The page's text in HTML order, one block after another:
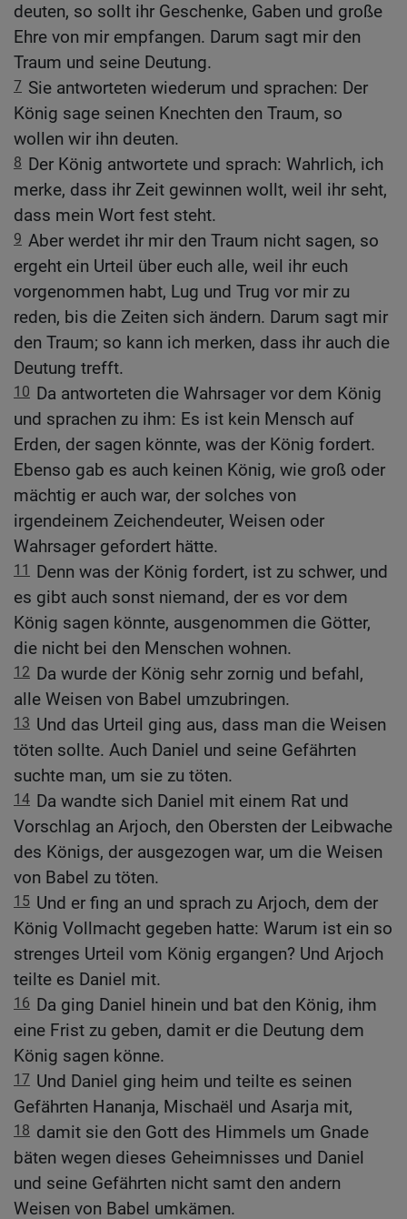
deuten, so sollt ihr Geschenke, Gaben und große
Ehre von mir empfangen. Darum sagt mir den
Traum und seine Deutung.
7 Sie antworteten wiederum und sprachen: Der
König sage seinen Knechten den Traum, so
wollen wir ihn deuten.
8 Der König antwortete und sprach: Wahrlich, ich
merke, dass ihr Zeit gewinnen wollt, weil ihr seht,
dass mein Wort fest steht.
9 Aber werdet ihr mir den Traum nicht sagen, so
ergeht ein Urteil über euch alle, weil ihr euch
vorgenommen habt, Lug und Trug vor mir zu
reden, bis die Zeiten sich ändern. Darum sagt mir
den Traum; so kann ich merken, dass ihr auch die
Deutung trefft.
10 Da antworteten die Wahrsager vor dem König
und sprachen zu ihm: Es ist kein Mensch auf
Erden, der sagen könnte, was der König fordert.
Ebenso gab es auch keinen König, wie groß oder
mächtig er auch war, der solches von
irgendeinem Zeichendeuter, Weisen oder
Wahrsager gefordert hätte.
11
Denn was der König fordert, ist zu schwer, und
es gibt auch sonst niemand, der es vor dem
König sagen könnte, ausgenommen die Götter,
die nicht bei den Menschen wohnen.
12 Da wurde der König sehr zornig und befahl,
alle Weisen von Babel umzubringen.
13 Und das Urteil ging aus, dass man die Weisen
töten sollte. Auch Daniel und seine Gefährten
suchte man, um sie zu töten.
14 Da wandte sich Daniel mit einem Rat und
Vorschlag an Arjoch, den Obersten der Leibwache
des Königs, der ausgezogen war, um die Weisen
von Babel zu töten.
15 Und er fing an und sprach zu Arjoch, dem der
König Vollmacht gegeben hatte: Warum ist ein so
strenges Urteil vom König ergangen? Und Arjoch
teilte es Daniel mit.
16 Da ging Daniel hinein und bat den König, ihm
eine Frist zu geben, damit er die Deutung dem
König sagen könne.
17 Und Daniel ging heim und teilte es seinen
Gefährten Hananja, Mischaël und Asarja mit,
18 damit sie den Gott des Himmels um Gnade
bäten wegen dieses Geheimnisses und Daniel
und seine Gefährten nicht samt den andern
Weisen von Babel umkämen.